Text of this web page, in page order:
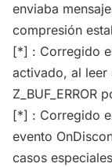
enviaba
compresión
[*] : Corregido
activado, al leer
Z_BUF_ERROR
[*] : Corregido
evento
casos